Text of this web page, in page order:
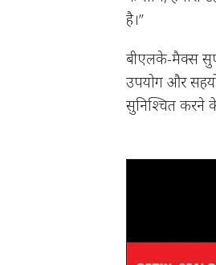
है।”
बीएलके-मैक्स
उपयोग और
सुनिश्चित करने के